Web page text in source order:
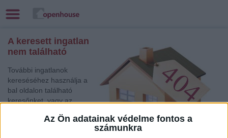
Az Ön adatainak védelme fontos a
számunkra
A keresett ingatlan
nem található
További ingatlanok
kereséséhez használja a
bal oldalon található
keresőnket, vagy az